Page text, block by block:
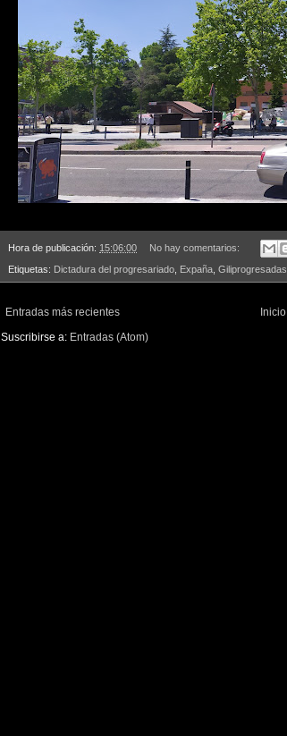
Hora de publicación: 15:06:00 No hay comentarios:
Etiquetas: Dictadura del progresariado Expaña Giliprogresadas
Entradas más recientes
Inicio
Suscribirse a: Entradas (Atom)